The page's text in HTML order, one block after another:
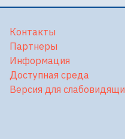
Контакты
Партнеры
Информация
Доступная среда
Версия для